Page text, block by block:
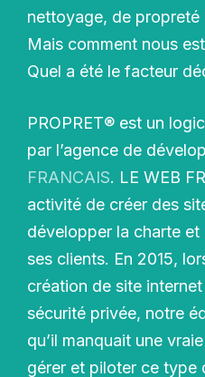
nettoyage, de propreté
Mais comment nous
Quel a été le facteur
PROPRET® est un
par l’agence de
FRANCAIS. LE WEB
activité de créer des
développer la charte et
ses clients. En 2015,
création de site
sécurité privée, notre
qu’il manquait une
gérer et piloter ce type